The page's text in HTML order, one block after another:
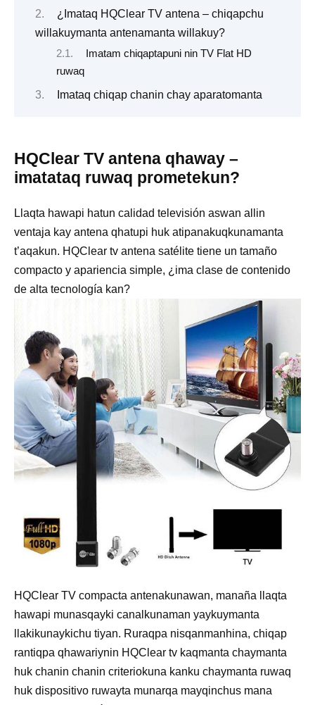
¿Imataq HQClear TV antena – chiqapchu
willakuymanta antenamanta willakuy?
Imatam chiqaptapuni nin TV Flat HD
ruwaq
Imataq chiqap chanin chay aparatomanta
HQClear TV antena qhaway –
imatataq ruwaq prometekun?
Llaqta hawapi hatun calidad televisión aswan allin
ventaja kay antena qhatupi huk atipanakuqkunamanta
t’aqakun. HQClear tv antena satélite tiene un tamaño
compacto y apariencia simple, ¿ima clase de contenido
de alta tecnología kan?
HQClear TV compacta antenakunawan, manaña llaqta
hawapi munasqayki canalkunaman yaykuymanta
llakikunaykichu tiyan. Ruraqpa nisqanmanhina, chiqap
rantiqpa qhawariynin HQClear tv kaqmanta chaymanta
huk chanin chanin criteriokuna kanku chaymanta ruwaq
huk dispositivo ruwayta munarqa mayqinchus mana